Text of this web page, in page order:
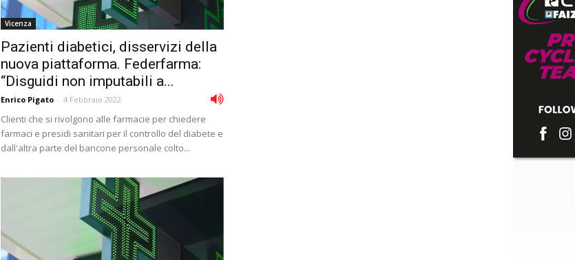
Vicenza
Pazienti diabetici, disservizi della
nuova piattaforma. Federfarma:
“Disguidi non imputabili a...
Enrico Pigato - 4 Febbraio 2022
Clienti che si rivolgono alle farmacie per chiedere
farmaci e presidi sanitari per il controllo del diabete e
dall'altra parte del bancone personale colto...